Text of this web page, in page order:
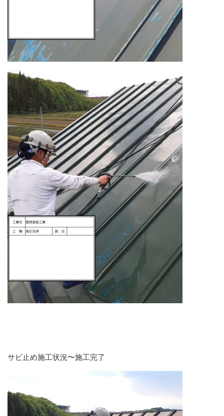
サビ止め施工状況〜施工完了